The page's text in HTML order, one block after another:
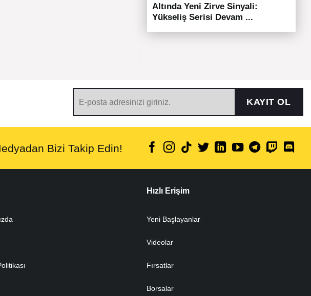
Altında Yeni Zirve Sinyali:
Yükseliş Serisi Devam ...
KAYIT OL
Bizi Takip Edin!
Hızlı Erişim
Yeni Başlayanlar
Videolar
Fırsatlar
Borsalar